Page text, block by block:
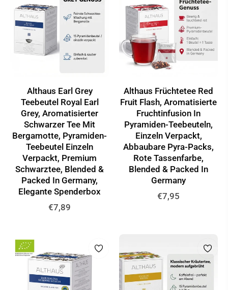
Althaus Earl Grey
Teebeutel Royal Earl
Grey, Aromatisierter
Schwarzer Tee Mit
Bergamotte, Pyramiden-
Teebeutel Einzeln
Verpackt, Premium
Schwarztee, Blended &
Packed In Germany,
Elegante Spenderbox
Normaler
€7,89
Althaus Früchtetee Red
Fruit Flash, Aromatisierte
Fruchtinfusion In
Pyramiden-Teebeuteln,
Einzeln Verpackt,
Abbaubare Pyra-Packs,
Rote Tassenfarbe,
Blended & Packed In
Germany
Normaler
€7,95